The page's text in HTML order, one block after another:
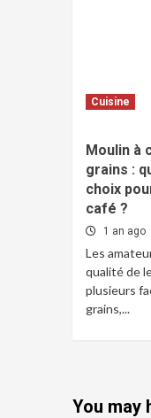
Cuisine
Moulin à
grains :
choix
café ?
1 an ago
Les
qualité de
plusieurs
grains,...
You may